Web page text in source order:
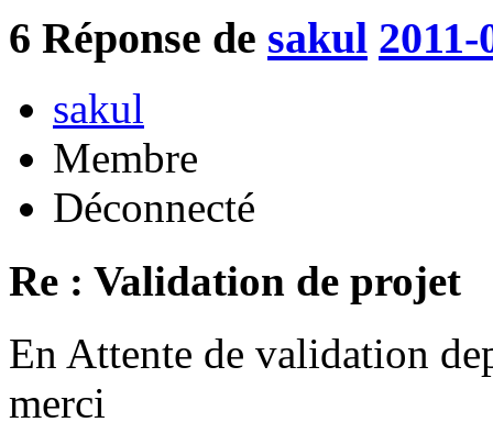
6 Réponse de sakul
sakul
Membre
Déconnecté
Re : Validation de projet
En Attente de validation
merci